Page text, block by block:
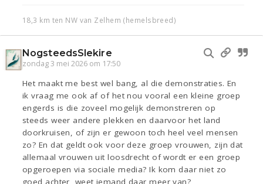
18,3 km ten NW van Zelhem (hemelsbreed)
NogsteedsSlekire
zondag 3 mei 2026 om 17:50
Het maakt me best wel bang, al die demonstraties. En
ik vraag me ook af of het nou vooral een kleine groep
engerds is die zoveel mogelijk demonstreren op
steeds weer andere plekken en daarvoor het land
doorkruisen, of zijn er gewoon toch heel veel mensen
zo? En dat geldt ook voor deze groep vrouwen, zijn dat
allemaal vrouwen uit loosdrecht of wordt er een groep
opgeroepen via sociale media? Ik kom daar niet zo
goed achter, weet iemand daar meer van?